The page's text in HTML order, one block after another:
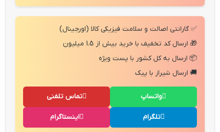
✅ گارانتی اصالت و سلامت فیزیکی کالا (اورجینال)
🎁 ارسال کد تخفیف با خرید بیش از 1.5 میلیون
📦 ارسال به کل کشور با پست ویژه
🚚 ارسال شیراز با پیک
تماس تلفنی واتساپ
اینستاگرام تلگرام